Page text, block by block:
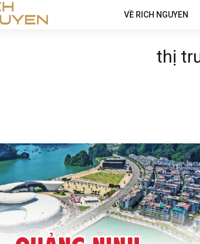
VỀ RICH NGUYEN
thị